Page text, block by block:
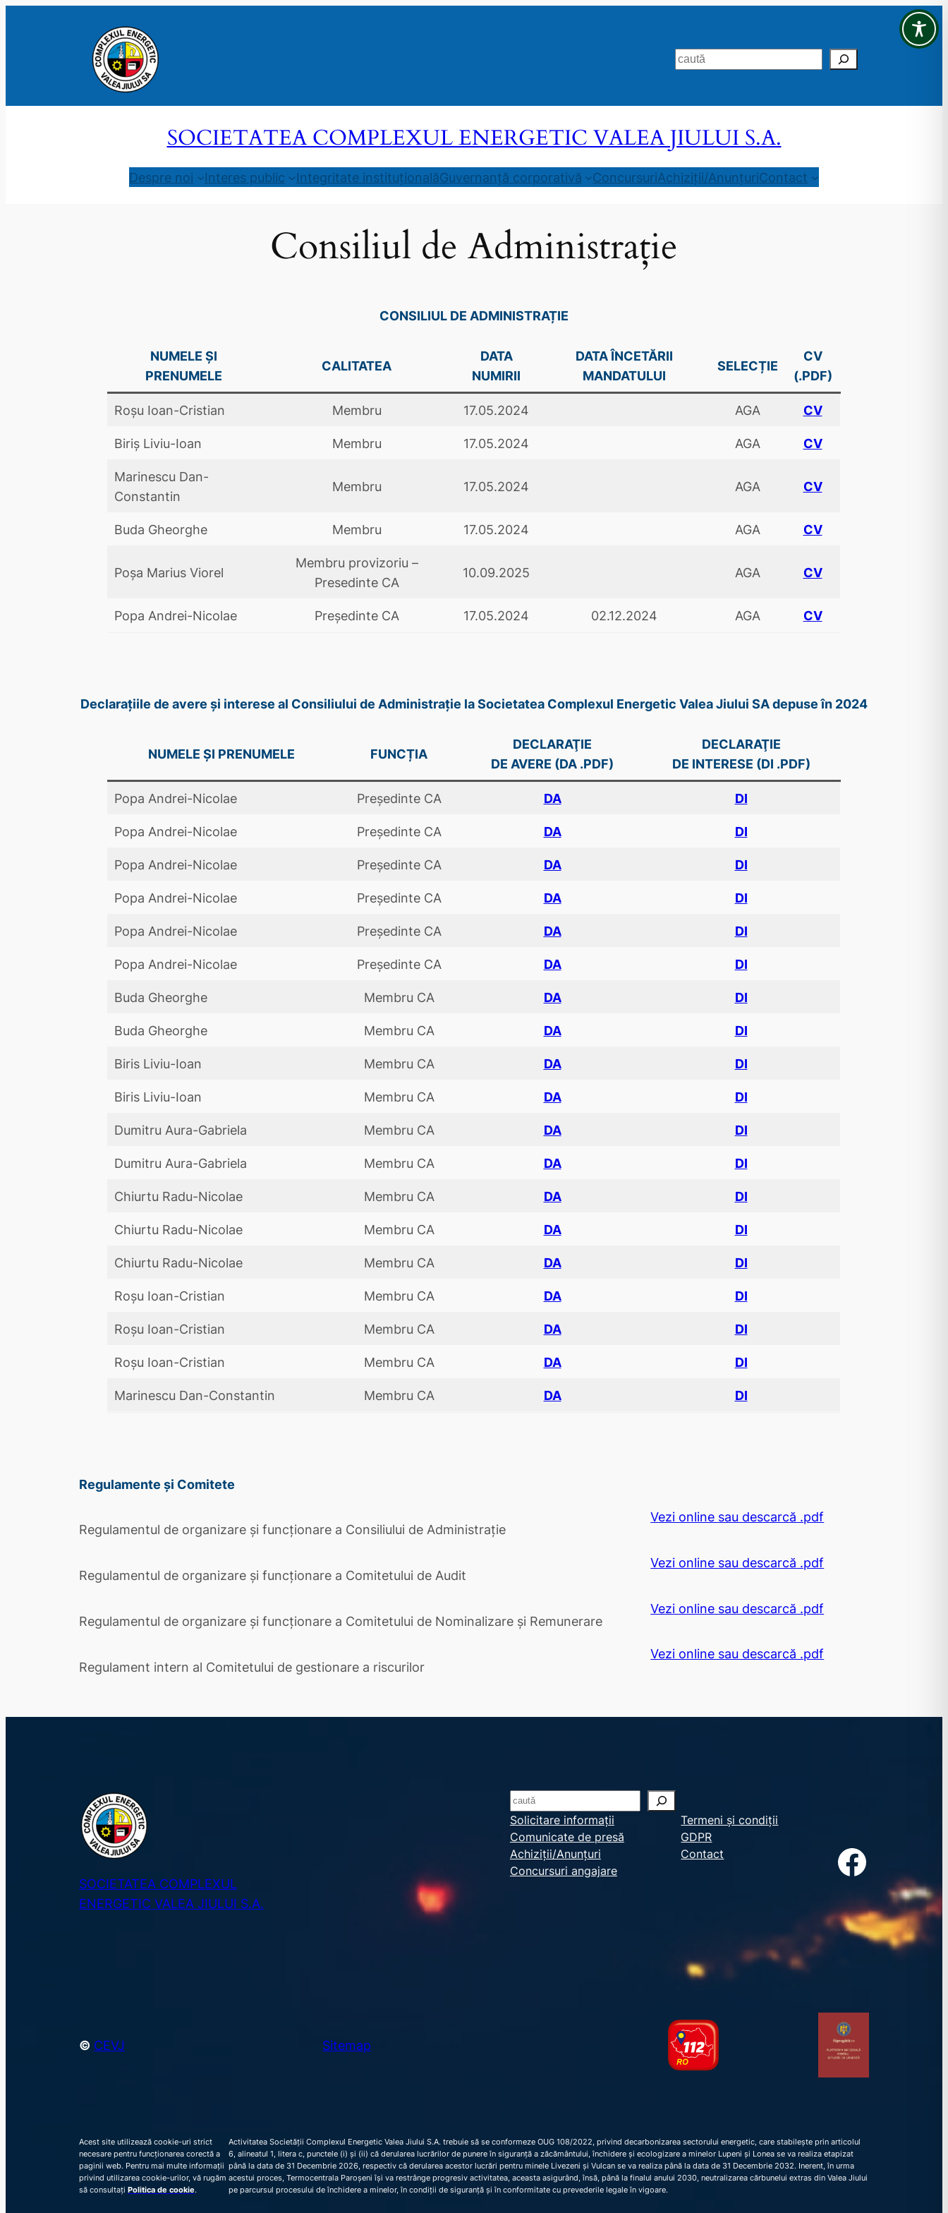
Search
SOCIETATEA COMPLEXUL ENERGETIC VALEA JIULUI S.A.
Despre noi Interes public Integritate instituționalăGuvernanță corporativă ConcursuriAchiziții/AnunțuriContact
Consiliul de Administrație
CONSILIUL DE ADMINISTRAȚIE
NUMELE ȘI
PRENUMELE
CALITATEA
DATA
NUMIRII
DATA ÎNCETĂRII
MANDATULUI
SELECȚIE
CV
(.PDF)
Roșu Ioan-Cristian Membru 17.05.2024 AGA CV
Biriș Liviu-Ioan Membru 17.05.2024 AGA CV
Marinescu Dan-
Constantin
Membru 17.05.2024 AGA CV
Buda Gheorghe Membru 17.05.2024 AGA CV
Poşa Marius Viorel
Membru provizoriu –
Presedinte CA
10.09.2025 AGA CV
Popa Andrei-Nicolae Președinte CA 17.05.2024 02.12.2024 AGA CV
Declarațiile de avere și interese al Consiliului de Administrație la Societatea Complexul Energetic Valea Jiului SA depuse în 2024
NUMELE ȘI PRENUMELE FUNCȚIA
DECLARAŢIE
DE AVERE (DA .PDF)
DECLARAŢIE
DE INTERESE (DI .PDF)
Popa Andrei-Nicolae Preşedinte CA DA DI
Popa Andrei-Nicolae Preşedinte CA DA DI
Popa Andrei-Nicolae Preşedinte CA DA DI
Popa Andrei-Nicolae Preşedinte CA DA DI
Popa Andrei-Nicolae Preşedinte CA DA DI
Popa Andrei-Nicolae Preşedinte CA DA DI
Buda Gheorghe Membru CA DA DI
Buda Gheorghe Membru CA DA DI
Biris Liviu-Ioan Membru CA DA DI
Biris Liviu-Ioan Membru CA DA DI
Dumitru Aura-Gabriela Membru CA DA DI
Dumitru Aura-Gabriela Membru CA DA DI
Chiurtu Radu-Nicolae Membru CA DA DI
Chiurtu Radu-Nicolae Membru CA DA DI
Chiurtu Radu-Nicolae Membru CA DA DI
Roșu Ioan-Cristian Membru CA DA DI
Roșu Ioan-Cristian Membru CA DA DI
Roșu Ioan-Cristian Membru CA DA DI
Marinescu Dan-Constantin Membru CA DA DI
Regulamente și Comitete
Regulamentul de organizare și funcționare a Consiliului de Administrație
Vezi online sau descarcă .pdf
Regulamentul de organizare și funcționare a Comitetului de Audit
Vezi online sau descarcă .pdf
Regulamentul de organizare și funcționare a Comitetului de Nominalizare și Remunerare
Vezi online sau descarcă .pdf
Regulament intern al Comitetului de gestionare a riscurilor
Vezi online sau descarcă .pdf
SOCIETATEA COMPLEXUL
ENERGETIC VALEA JIULUI S.A.
S
e
a
r
c
Solicitare informații
Comunicate de presă
Achiziții/Anunțuri
Concursuri angajare
Termeni și condiții
GDPR
Contact
Facebook
© CEVJ Sitemap
Acest site utilizează cookie-uri strict
necesare pentru funcționarea corectă a
paginii web. Pentru mai multe informații
privind utilizarea cookie-urilor, vă rugăm
să consultați Politica de cookie.
Activitatea Societății Complexul Energetic Valea Jiului S.A. trebuie să se conformeze OUG 108/2022, privind decarbonizarea sectorului energetic, care stabilește prin articolul
6, alineatul 1, litera c, punctele (i) și (ii) că derularea lucrărilor de punere în siguranță a zăcământului, închidere și ecologizare a minelor Lupeni și Lonea se va realiza etapizat
până la data de 31 Decembrie 2026, respectiv că derularea acestor lucrări pentru minele Livezeni și Vulcan se va realiza până la data de 31 Decembrie 2032. Inerent, în urma
acestui proces, Termocentrala Paroșeni își va restrânge progresiv activitatea, aceasta asigurând, însă, până la finalul anului 2030, neutralizarea cărbunelui extras din Valea Jiului
pe parcursul procesului de închidere a minelor, în condiții de siguranță și în conformitate cu prevederile legale în vigoare.